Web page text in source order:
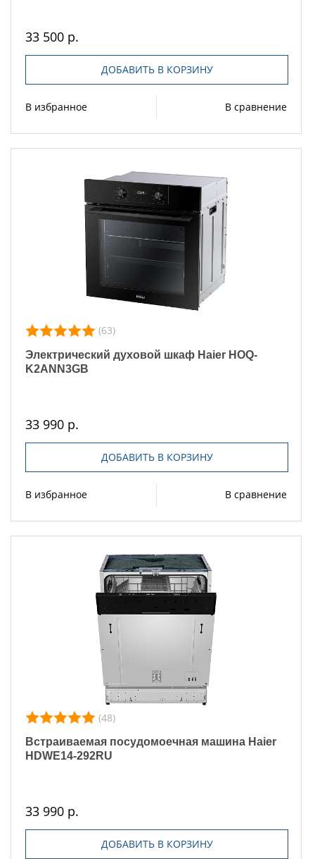
33 500 р.
ДОБАВИТЬ В КОРЗИНУ
В избранное В сравнение
(63)
Электрический духовой шкаф Haier HOQ-
K2ANN3GB
33 990 р.
ДОБАВИТЬ В КОРЗИНУ
В избранное В сравнение
(48)
Встраиваемая посудомоечная машина Haier
HDWE14-292RU
33 990 р.
ДОБАВИТЬ В КОРЗИНУ